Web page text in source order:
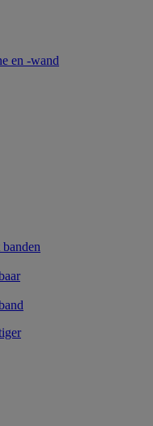
en -wand